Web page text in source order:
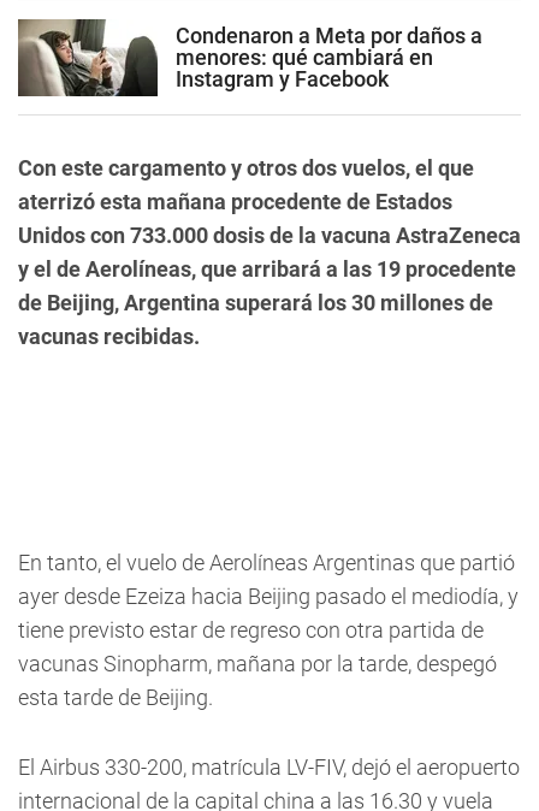
Condenaron a Meta por daños a
menores: qué cambiará en
Instagram y Facebook
Con este cargamento y otros dos vuelos, el que
aterrizó esta mañana procedente de Estados
Unidos con 733.000 dosis de la vacuna AstraZeneca
y el de Aerolíneas, que arribará a las 19 procedente
de Beijing, Argentina superará los 30 millones de
vacunas recibidas.
En tanto, el vuelo de Aerolíneas Argentinas que partió
ayer desde Ezeiza hacia Beijing pasado el mediodía, y
tiene previsto estar de regreso con otra partida de
vacunas Sinopharm, mañana por la tarde, despegó
esta tarde de Beijing.
El Airbus 330-200, matrícula LV-FIV, dejó el aeropuerto
internacional de la capital china a las 16.30 y vuela